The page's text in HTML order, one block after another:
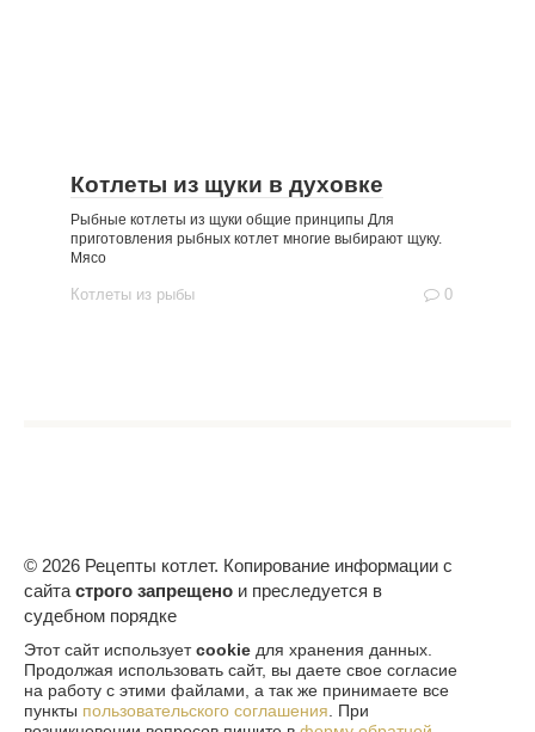
Котлеты из щуки в духовке
Рыбные котлеты из щуки общие принципы Для
приготовления рыбных котлет многие выбирают щуку.
Мясо
Котлеты из рыбы 0
© 2026 Рецепты котлет. Копирование информации с
сайта строго запрещено и преследуется в
судебном порядке
Этот сайт использует cookie для хранения данных.
Продолжая использовать сайт, вы даете свое согласие
на работу с этими файлами, а так же принимаете все
пункты пользовательского соглашения. При